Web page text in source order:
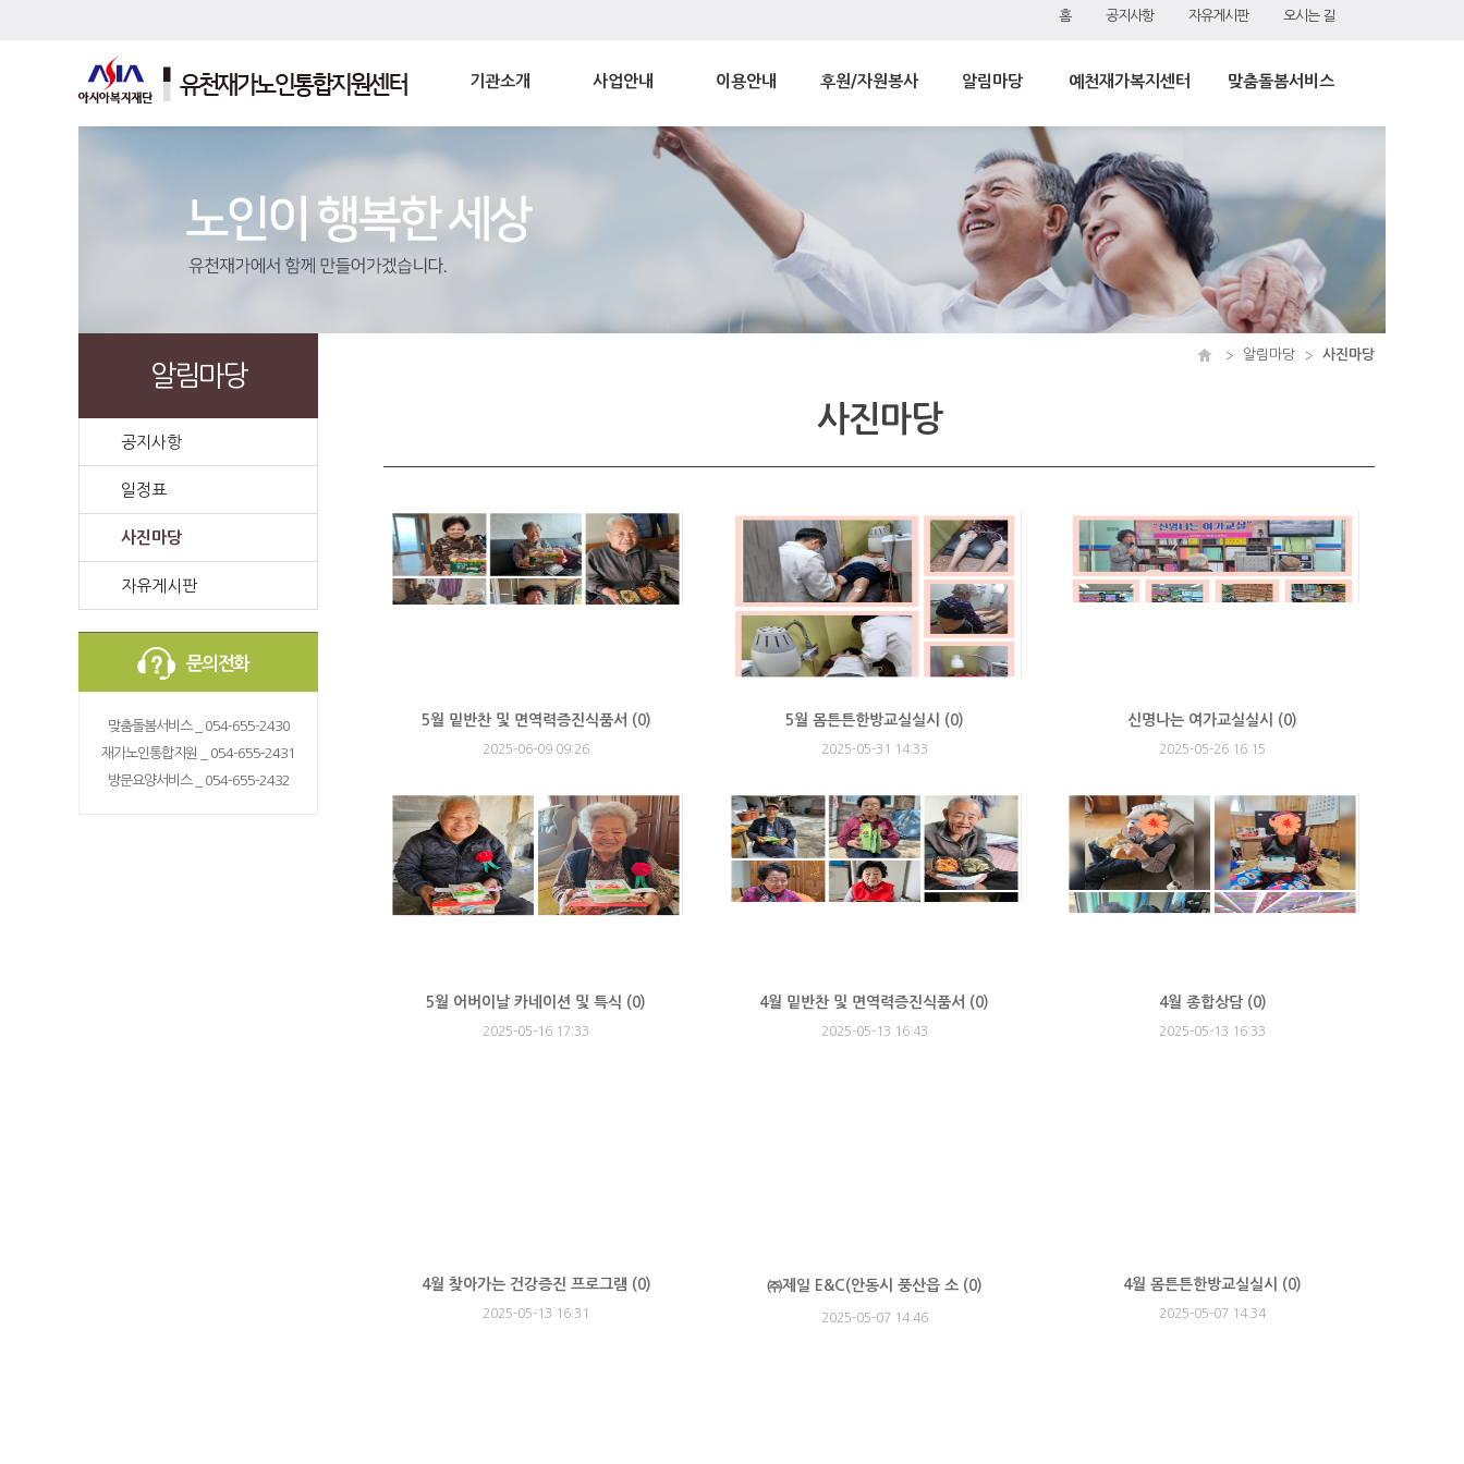
홈 공지사항 자유게시판 오시는 길
기관소개 사업안내 이용안내 후원/자원봉사 알림마당 예천재가복지센터 맞춤돌봄서비스
알림마당
공지사항
일정표
사진마당
자유게시판
문의전화
맞춤돌봄서비스 _ 054-655-2430
재가노인통합지원 _ 054-655-2431
방문요양서비스 _ 054-655-2432
알림마당 사진마당
사진마당
5월 밑반찬 및 면역력증진식품서 (0)
2025-06-09 09:26
5월 몸튼튼한방교실실시 (0)
2025-05-31 14:33
신명나는 여가교실실시 (0)
2025-05-26 16:15
5월 어버이날 카네이션 및 특식 (0)
2025-05-16 17:33
4월 밑반찬 및 면역력증진식품서 (0)
2025-05-13 16:43
4월 종합상담 (0)
2025-05-13 16:33
4월 찾아가는 건강증진 프로그램 (0)
2025-05-13 16:31
㈜제일 E&C(안동시 풍산읍 소 (0)
2025-05-07 14:46
4월 몸튼튼한방교실실시 (0)
2025-05-07 14:34